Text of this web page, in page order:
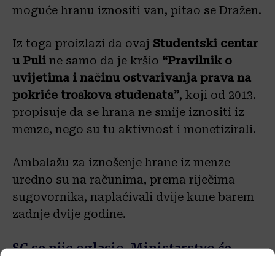
moguće hranu iznositi van, pitao se Dražen.
Iz toga proizlazi da ovaj Studentski centar
u Puli ne samo da je kršio “Pravilnik o
uvijetima i načinu ostvarivanja prava na
pokriće troškova studenata”, koji od 2013.
propisuje da se hrana ne smije iznositi iz
menze, nego su tu aktivnost i monetizirali.
Ambalažu za iznošenje hrane iz menze
uredno su na računima, prema riječima
sugovornika, naplaćivali dvije kune barem
zadnje dvije godine.
SC se nije oglasio, Ministarstvo će